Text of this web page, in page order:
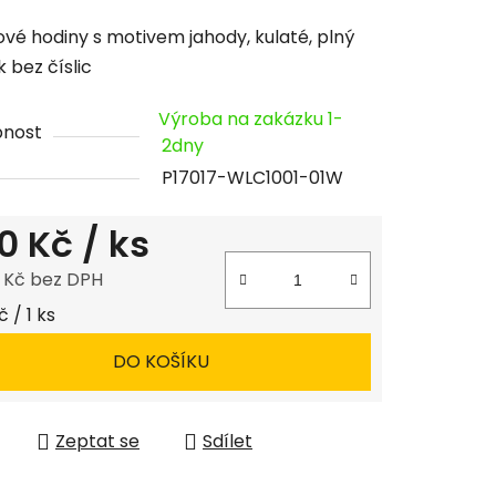
hodiny s motivem jahody, kulaté, plný
bez číslic
Výroba na zakázku 1-
2dny
P17017-WLC1001-01W
Kč / ks
Kč bez DPH
cena:
/ 1 ks
DO KOŠÍKU
Zeptat se Sdílet